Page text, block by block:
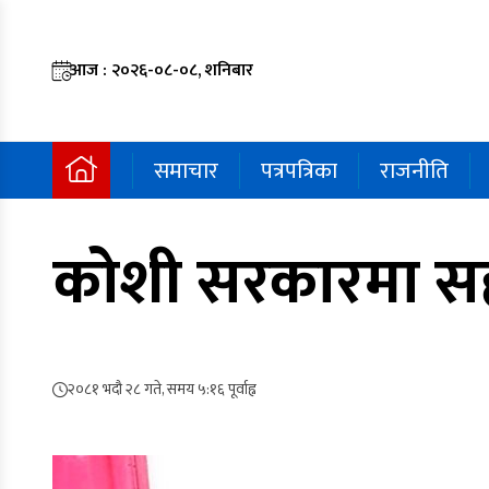
आज : २०२६-०८-०८, शनिबार
समाचार पत्रपत्रिका राजनीति
कोशी सरकारमा
२०८१ भदौ २८ गते, समय ५:१६ पूर्वाह्न